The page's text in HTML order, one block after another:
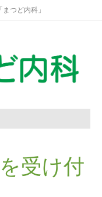
つど内科」
受け付